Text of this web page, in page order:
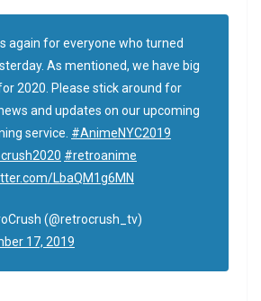
again for everyone who turned
As mentioned, we have big
2020. Please stick around for
and updates on our upcoming
service. #AnimeNYC2019
#retroanime
LbaQM1g6MN
(@retrocrush_tv)
17, 2019